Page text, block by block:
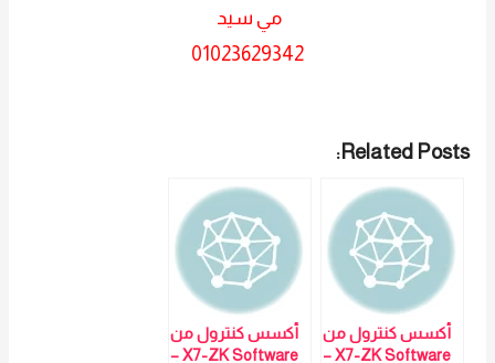
مي سيد
01023629342
Related Posts:
أكسس كنترول من
X7-ZK Software –
أكسس كنترول من
X7-ZK Software –